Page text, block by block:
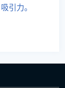
引力。